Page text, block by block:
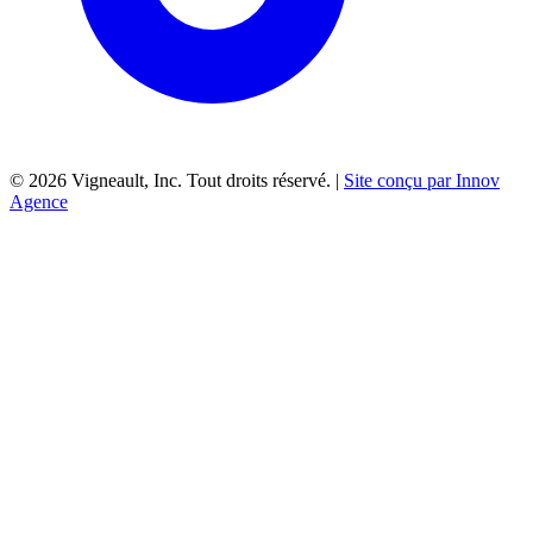
© 2026 Vigneault, Inc. Tout droits réservé. | Site conçu par Innov
Agence